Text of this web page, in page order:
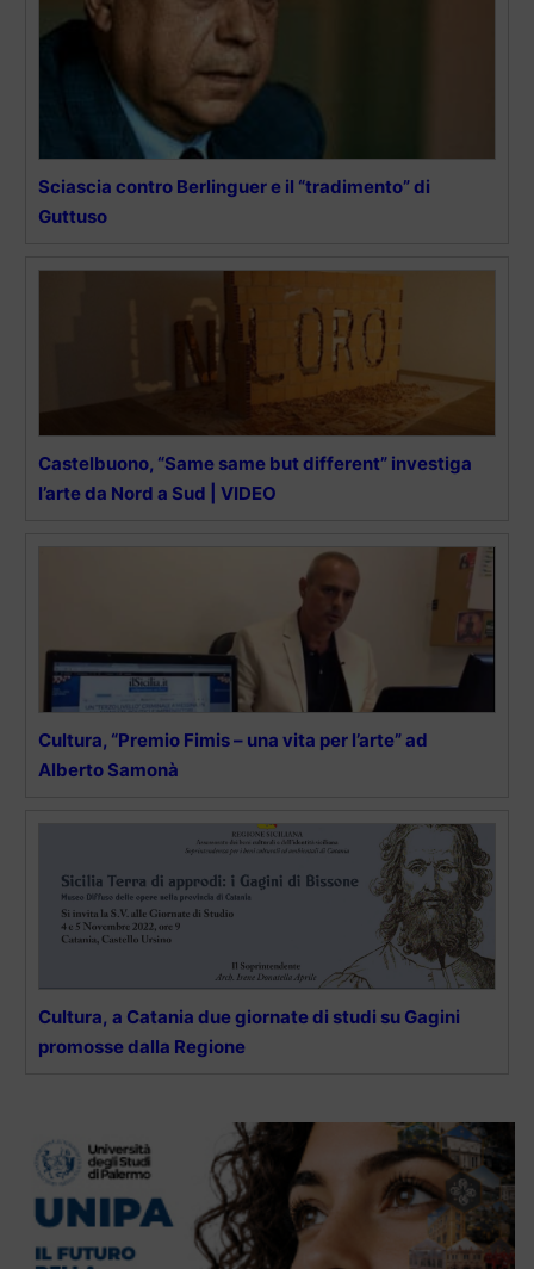
Sciascia contro Berlinguer e il “tradimento” di
Guttuso
Castelbuono, “Same same but different” investiga
l’arte da Nord a Sud | VIDEO
Cultura, “Premio Fimis – una vita per l’arte” ad
Alberto Samonà
Cultura, a Catania due giornate di studi su Gagini
promosse dalla Regione